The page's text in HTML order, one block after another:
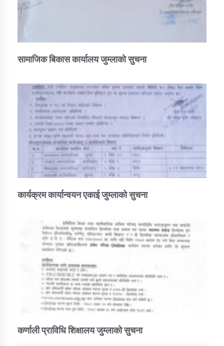
सामाजिक बिकास कार्यालय जुम्लाकाे सुचना
कार्यक्रम कार्यान्वयन एकाई जुम्लाको सुचना
कर्णाली प्राविधि शिक्षालय जुम्लाको सुचना